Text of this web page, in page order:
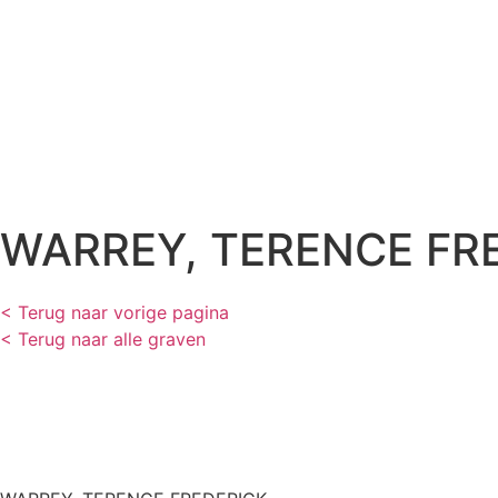
WARREY, TERENCE
< Terug naar vorige pagina
< Terug naar alle graven